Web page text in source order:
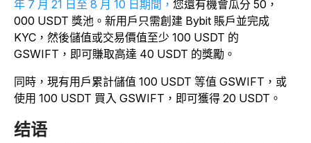
年 7 月 21 日至 8 月 10 日期間， 您還有機會瓜分 50，
000 USDT 獎池。新用戶只需創建 Bybit 賬戶並完成
KYC，然後儲值或交易價值至少 100 USDT 的
GSWIFT，即可賺取高達 40 USDT 的獎勵。
同時，現有用戶累計儲值 100 USDT 等值 GSWIFT，或
使用 100 USDT 買入 GSWIFT，即可獲得 20 USDT。
结语